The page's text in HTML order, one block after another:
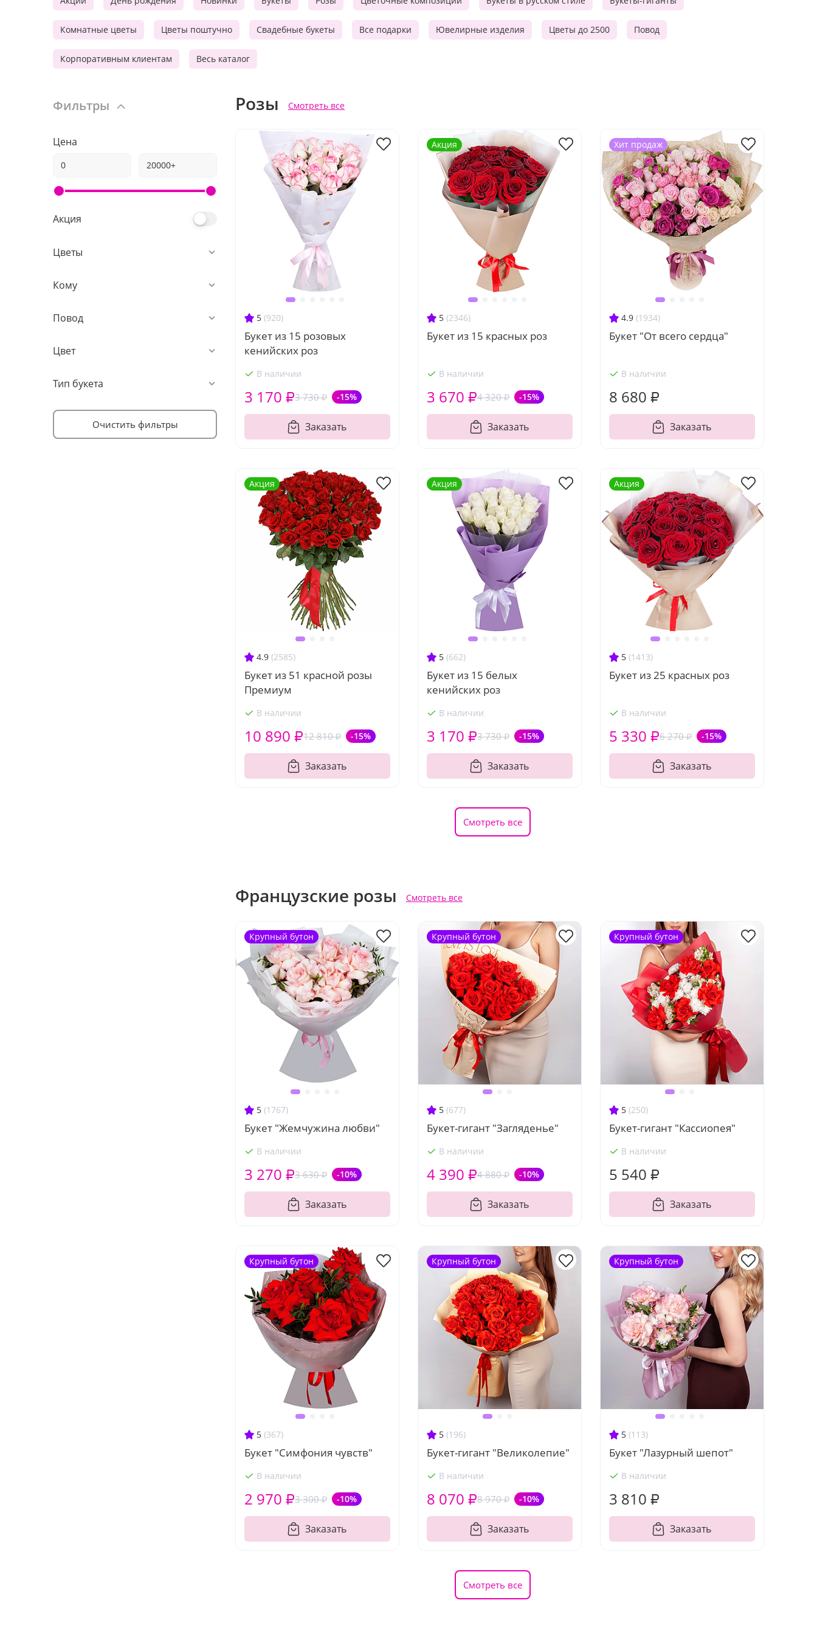
Комнатные цветы Цветы поштучно Свадебные букеты Все подарки Ювелирные изделия Цветы до 2500 Повод
Корпоративным клиентам Весь каталог
Фильтры
Цена
Акция
Цветы
Кому
Повод
Цвет
Тип букета
Очистить фильтры
Розы Смотреть все
5 (920)
Букет из 15 розовых
кенийских роз
В наличии
3 730 ₽ -15%
3 170 ₽
Заказать
5 (2346)
Букет из 15 красных роз
В наличии
4 320 ₽ -15%
3 670 ₽
Заказать
Акция
4.9 (1934)
Букет "От всего сердца"
В наличии
8 680 ₽
Заказать
Хит продаж
4.9 (2585)
Букет из 51 красной розы
Премиум
В наличии
12 810 ₽ -15%
10 890 ₽
Заказать
Акция
5 (662)
Букет из 15 белых
кенийских роз
В наличии
3 730 ₽ -15%
3 170 ₽
Заказать
Акция
5 (1413)
Букет из 25 красных роз
В наличии
6 270 ₽ -15%
5 330 ₽
Заказать
Акция
Смотреть все
Французские розы Смотреть все
5 (1767)
Букет "Жемчужина любви"
В наличии
3 630 ₽ -10%
3 270 ₽
Заказать
Крупный бутон
5 (677)
Букет-гигант "Загляденье"
В наличии
4 880 ₽ -10%
4 390 ₽
Заказать
Крупный бутон
5 (250)
Букет-гигант "Кассиопея"
В наличии
5 540 ₽
Заказать
Крупный бутон
5 (367)
Букет "Симфония чувств"
В наличии
3 300 ₽ -10%
2 970 ₽
Заказать
Крупный бутон
5 (196)
Букет-гигант "Великолепие"
В наличии
8 970 ₽ -10%
8 070 ₽
Заказать
Крупный бутон
5 (113)
Букет "Лазурный шепот"
В наличии
3 810 ₽
Заказать
Крупный бутон
Смотреть все